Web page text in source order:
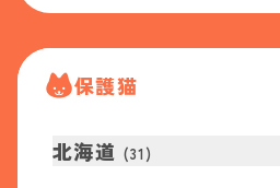
保護猫
北海道 (31 )